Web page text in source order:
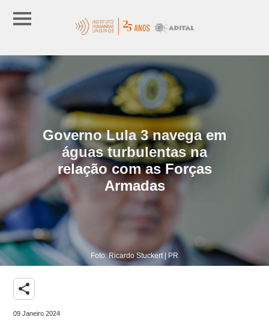
Governo Lula 3 navega em
águas turbulentas na
relação com as Forças
Armadas
Foto: Ricardo Stuckert | PR
share
09 Janeiro 2024